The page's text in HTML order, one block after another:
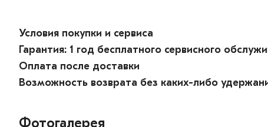
Условия покупки и сервиса
Гарантия: 1 год бесплатного сервисного
Оплата после доставки
Возможность возврата без каких-либо
Фотогалерея